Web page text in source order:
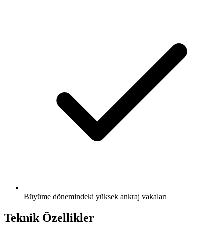
Büyüme dönemindeki yüksek ankraj vakaları
Teknik Özellikler